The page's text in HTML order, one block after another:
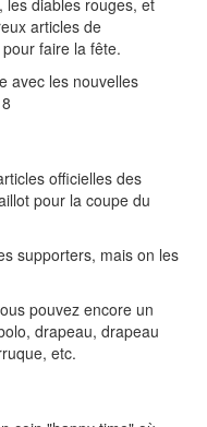
les diables rouges, et
articles de
faire la fête.
avec les nouvelles
officielles des
pour la coupe du
supporters, mais on les
pouvez encore un
drapeau, drapeau
etc.